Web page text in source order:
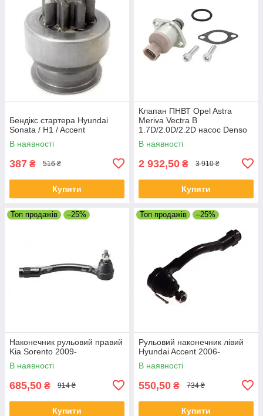
Бендікс стартера Hyundai
Sonata / H1 / Accent
В наявності
387 ₴ 516 ₴
Купити
Клапан ПНВТ Opel Astra
Meriva Vectra B
1.7D/2.0D/2.2D насос Denso
В наявності
2 932,50 ₴ 3 910 ₴
Купити
Топ продажів –25%
Наконечник рульовий правий
Kia Sorento 2009-
В наявності
685,50 ₴ 914 ₴
Купити
Топ продажів –25%
Рульовий наконечник лівий
Hyundai Accent 2006-
В наявності
550,50 ₴ 734 ₴
Купити